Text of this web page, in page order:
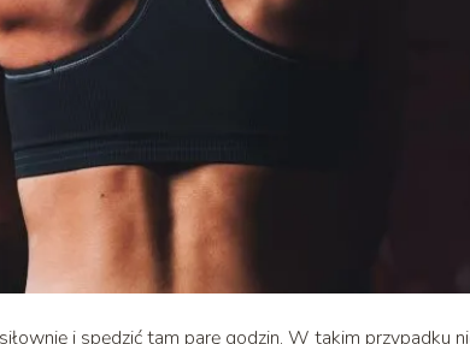
i spędzić tam parę godzin. W takim przypadku